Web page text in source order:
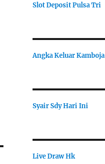
Slot Deposit Pulsa Tri
Angka Keluar Kamboja
Syair Sdy Hari Ini
Live Draw Hk